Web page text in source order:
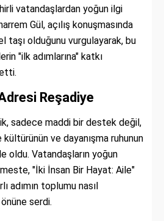
vatandaşlardan yoğun ilgi
Gül, açılış konuşmasında
taşı olduğunu vurgulayarak, bu
"ilk adımlarına" katkı
Reşadiye
sadece maddi bir destek değil,
kültürünün ve dayanışma ruhunun
oldu. Vatandaşların yoğun
"İki İnsan Bir Hayat: Aile"
adımın toplumu nasıl
serdi.